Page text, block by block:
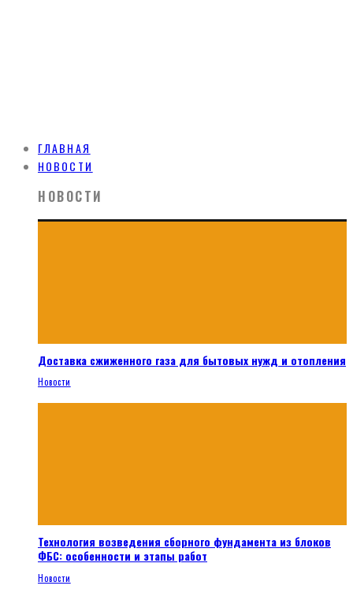
ГЛАВНАЯ
НОВОСТИ
НОВОСТИ
Доставка сжиженного газа для бытовых нужд и отопления
Новости
Технология возведения сборного фундамента из блоков
ФБС: особенности и этапы работ
Новости